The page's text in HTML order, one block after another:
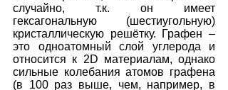
случайно, т.к. он имеет
гексагональную (шестиугольную)
кристаллическую решётку. Графен –
это одноатомный слой углерода и
относится к 2D материалам, однако
сильные колебания атомов графена
(в 100 раз выше, чем, например, в